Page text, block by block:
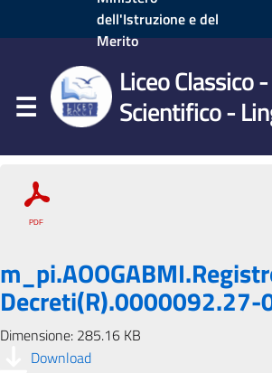
dell'Istruzione e del
Merito
Liceo Classico -
Scientifico -
Dimensione: 285.16 KB
Download